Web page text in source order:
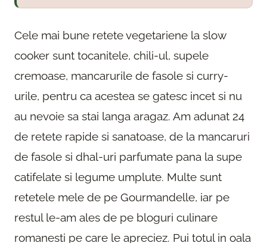
Cele mai bune retete vegetariene la slow
cooker sunt tocanitele, chili-ul, supele
cremoase, mancarurile de fasole si curry-
urile, pentru ca acestea se gatesc incet si nu
au nevoie sa stai langa aragaz. Am adunat 24
de retete rapide si sanatoase, de la mancaruri
de fasole si dhal-uri parfumate pana la supe
catifelate si legume umplute. Multe sunt
retetele mele de pe Gourmandelle, iar pe
restul le-am ales de pe bloguri culinare
romanesti pe care le apreciez. Pui totul in oala